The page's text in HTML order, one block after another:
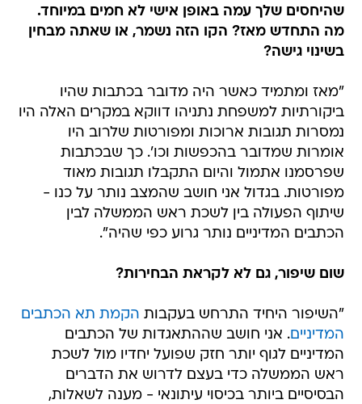
שהיחסים שלך עמה באופן אישי לא חמים במיוחד.
מה התחדש מאז? הקו הזה נשמר, או שאתה מבחין
בשינוי גישה?
"מאז ומתמיד כאשר היה מדובר בכתבות שהיו
ביקורתיות למשפחת נתניהו דווקא במקרים האלה היו
נמסרות תגובות ארוכות ומפורטות שלרוב היו
אומרות שמדובר בהכפשות וכו'. כך שבכתבות
שפרסמנו אתמול והיום התקבלו תגובות מאוד
מפורטות. בגדול אני חושב שהמצב נותר על כנו -
שיתוף הפעולה בין לשכת ראש הממשלה לבין
הכתבים המדיניים נותר גרוע כפי שהיה".
שום שיפור, גם לא לקראת הבחירות?
"השיפור היחיד התרחש בעקבות הקמת תא הכתבים
המדיניים. אני חושב שההתאגדות של הכתבים
המדיניים לגוף יותר חזק שפועל יחדיו מול לשכת
ראש הממשלה כדי בעצם לדרוש את הדברים
הבסיסיים ביותר בכיסוי עיתונאי - מענה לשאלות,